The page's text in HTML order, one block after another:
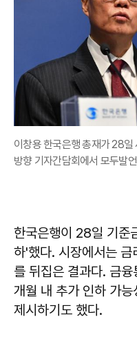
이창용 한국은행 총재가 28일
방향 기자간담회에서 모두발
한국은행이 28일 기준
하'했다. 시장에서는 금
를 뒤집은 결과다. 금
개월 내 추가 인하 가
제시하기도 했다.